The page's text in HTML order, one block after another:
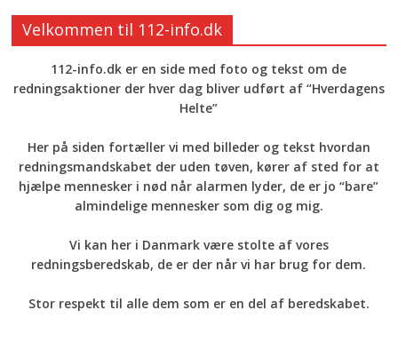
Velkommen til 112-info.dk
112-info.dk er en side med foto og tekst om de
redningsaktioner der hver dag bliver udført af “Hverdagens
Helte”
Her på siden fortæller vi med billeder og tekst hvordan
redningsmandskabet der uden tøven, kører af sted for at
hjælpe mennesker i nød når alarmen lyder, de er jo “bare”
almindelige mennesker som dig og mig.
Vi kan her i Danmark være stolte af vores
redningsberedskab, de er der når vi har brug for dem.
Stor respekt til alle dem som er en del af beredskabet.